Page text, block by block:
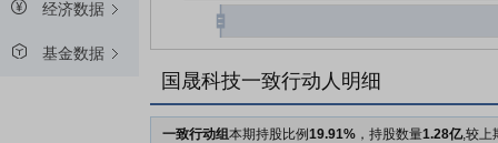
经济数据
基金数据
国晟科技一致行动人明细
一致行动组本期持股比例19.91% ，持股数量1.28亿,较上